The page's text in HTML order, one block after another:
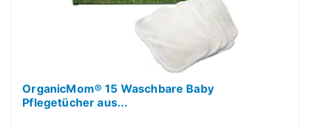
OrganicMom® 15 Waschbare Baby
Pflegetücher aus...